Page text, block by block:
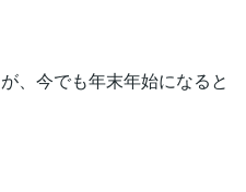
、今でも年末年始になると